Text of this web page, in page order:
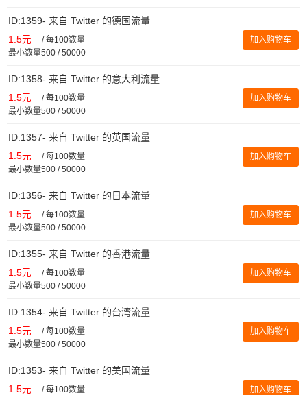
ID:1359- 来自 Twitter 的德国流量
1.5元 /每100数量
最小数量500 / 50000
加入购物车
ID:1358- 来自 Twitter 的意大利流量
1.5元 /每100数量
最小数量500 / 50000
加入购物车
ID:1357- 来自 Twitter 的英国流量
1.5元 /每100数量
最小数量500 / 50000
加入购物车
ID:1356- 来自 Twitter 的日本流量
1.5元 /每100数量
最小数量500 / 50000
加入购物车
ID:1355- 来自 Twitter 的香港流量
1.5元 /每100数量
最小数量500 / 50000
加入购物车
ID:1354- 来自 Twitter 的台湾流量
1.5元 /每100数量
最小数量500 / 50000
加入购物车
ID:1353- 来自 Twitter 的美国流量
1.5元 /每100数量
加入购物车